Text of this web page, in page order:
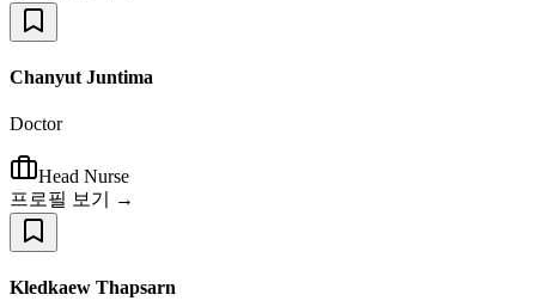
Chanyut Juntima
Doctor
Head Nurse
프로필 보기 →
Kledkaew Thapsarn